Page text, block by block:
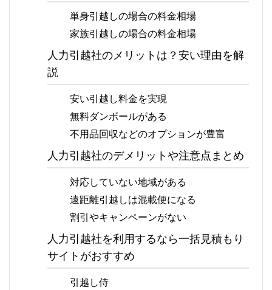
単身引越しの場合の料金相場
家族引越しの場合の料金相場
人力引越社のメリットは？安い理由を解
説
安い引越し料金を実現
無料ダンボールがある
不用品回収などのオプションが豊富
人力引越社のデメリットや注意点まとめ
対応していない地域がある
遠距離引越しは混載便になる
割引やキャンペーンがない
人力引越社を利用するなら一括見積もり
サイトがおすすめ
引越し侍